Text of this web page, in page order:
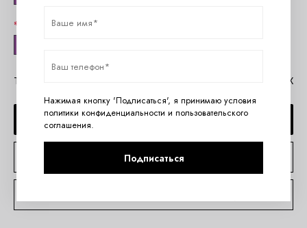
Таблица размеров Aruelle Помощь в MAX
ДОБАВИТЬ В КОРЗИНУ
КУПИТЬ В 1 КЛИК
Нажимая кнопку 'Подписаться', я принимаю условия
политики конфиденциальности и пользовательского
соглашения.
Подписаться